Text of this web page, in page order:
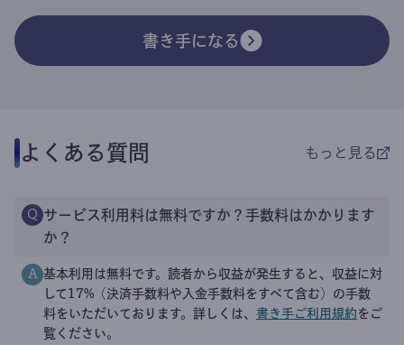
書き手になる
よくある質問 もっと見る
Q サービス利用料は無料ですか？手数料はかかります
か？
A 基本利用は無料です。読者から収益が発生すると、収益に対
して17%（決済手数料や入金手数料をすべて含む）の手数
料をいただいております。詳しくは、 書き手ご利用規約 をご
覧ください。